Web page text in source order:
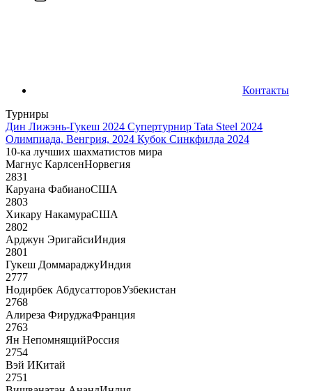
Контакты
Турниры
Дин Лижэнь-Гукеш 2024 Супертурнир Tata Steel 2024
Олимпиада, Венгрия, 2024 Кубок Синкфилда 2024
10-ка лучших шахматистов мира
Магнус КарлсенНорвегия
2831
Каруана ФабианоСША
2803
Хикару НакамураСША
2802
Арджун ЭригайсиИндия
2801
Гукеш ДоммараджуИндия
2777
Нодирбек АбдусатторовУзбекистан
2768
Алиреза ФируджаФранция
2763
Ян НепомнящийРоссия
2754
Вэй ИКитай
2751